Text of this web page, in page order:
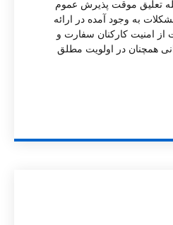
تعلیق موقت پذیرش عموم
به وجود آمده در ارائه
امنیت کارکنان سفارت و
همچنان در اولویت مطلق